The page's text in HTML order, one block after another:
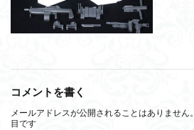
コメントを書く
メールアドレスが公開されることはありません。
目です